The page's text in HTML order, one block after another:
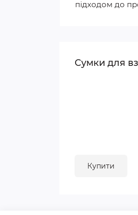
підходом до
Сумки для
Купити